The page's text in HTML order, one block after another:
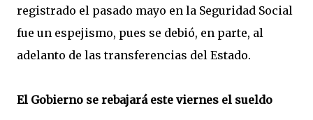
registrado el pasado mayo en la Seguridad Social
fue un espejismo, pues se debió, en parte, al
adelanto de las transferencias del Estado.
El Gobierno se rebajará este viernes el sueldo